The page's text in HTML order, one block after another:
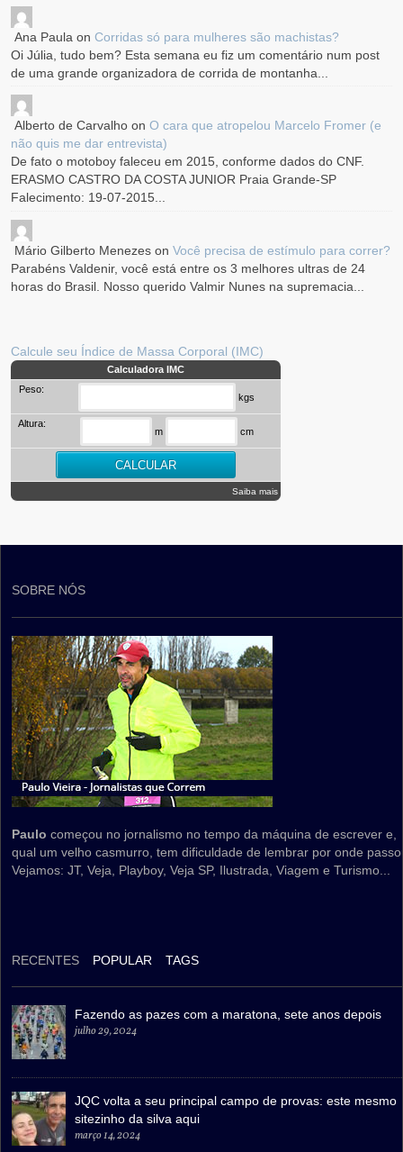
Ana Paula onCorridas só para mulheres são machistas?
Oi Júlia, tudo bem? Esta semana eu fiz um comentário num post
de uma grande organizadora de corrida de montanha...
Alberto de Carvalho onO cara que atropelou Marcelo Fromer (e
não quis me dar entrevista)
De fato o motoboy faleceu em 2015, conforme dados do CNF.
ERASMO CASTRO DA COSTA JUNIOR Praia Grande-SP
Falecimento: 19-07-2015...
Mário Gilberto Menezes onVocê precisa de estímulo para correr?
Parabéns Valdenir, você está entre os 3 melhores ultras de 24
horas do Brasil. Nosso querido Valmir Nunes na supremacia...
Calcule seu Índice de Massa Corporal (IMC)
Calculadora IMC
Peso:
kgs
Altura:
m cm
Saiba mais
SOBRE NÓS
Paulo começou no jornalismo no tempo da máquina de escrever e,
qual um velho casmurro, tem dificuldade de lembrar por onde
Vejamos: JT, Veja, Playboy, Veja SP, Ilustrada, Viagem e Turismo...
RECENTES POPULAR TAGS
Fazendo as pazes com a maratona, sete anos depois
julho 29, 2024
JQC volta a seu principal campo de provas: este mesmo
sitezinho da silva aqui
março 14, 2024